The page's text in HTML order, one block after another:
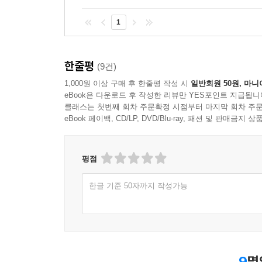
서정성 짙은 이야기까지 면면이 다채롭다. 단편
다음에 낼 책의 제목은 『아이스크림과 세계문학
총 세 권이 나올 예정이다. 전례 없이 힘든 작업이
것이다. 다만 아이스크림을 좋아하는 사람들에
때문이다. 『아이스크림과 세계문학』이 그런 홀
1
한줄평 (9건)
1,000원 이상 구매 후 한줄평 작성 시 일반회원 50원, 마니
eBook은 다운로드 후 작성한 리뷰만 YES포인트 지급됩니
클래스는 첫번째 회차 주문확정 시점부터 마지막 회차 주
eBook 페이백, CD/LP, DVD/Blu-ray, 패션 및 판매금지 상
평점
한글 기준 50자까지 작성가능